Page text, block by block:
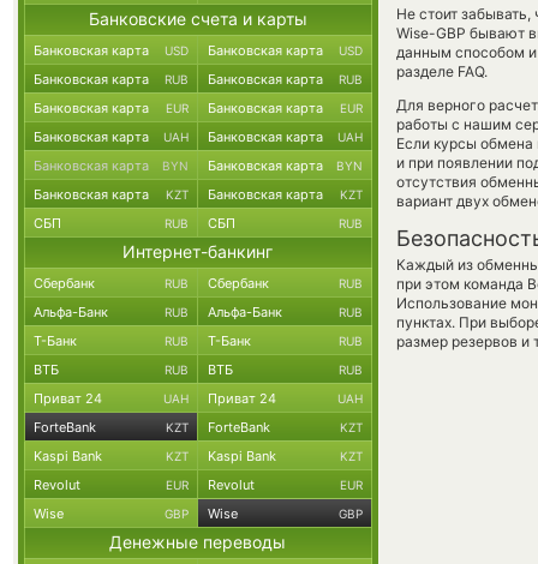
Не стоит
Wise-GBP бывают
данным способом
разделе FAQ.
Для верного
работы с нашим
Если курсы обмена
и при появлении
отсутствия
вариант двух
Каждый из
при этом команда
Использование
пунктах. При
размер резервов и
Банковские счета и карты
Банковская карта USD Банковская карта USD
Банковская карта RUB Банковская карта RUB
Банковская карта EUR Банковская карта EUR
Банковская карта UAH Банковская карта UAH
Банковская карта BYN Банковская карта BYN
Банковская карта KZT Банковская карта KZT
СБП RUB СБП RUB
Интернет-банкинг
Сбербанк RUB Сбербанк RUB
Альфа-Банк RUB Альфа-Банк RUB
Т-Банк RUB Т-Банк RUB
ВТБ RUB ВТБ RUB
Приват 24 UAH Приват 24 UAH
ForteBank KZT ForteBank KZT
Kaspi Bank KZT Kaspi Bank KZT
Revolut EUR Revolut EUR
Wise GBP Wise GBP
Денежные переводы